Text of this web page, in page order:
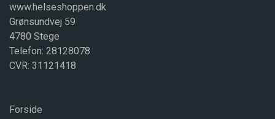
www.helseshoppen.dk
Grønsundvej 59
4780 Stege
Telefon: 28128078
CVR: 31121418
Forside